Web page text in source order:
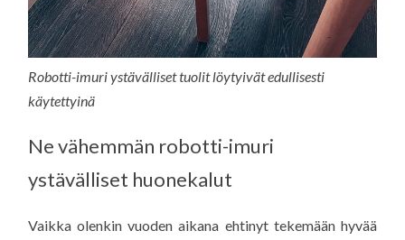
Robotti-imuri ystävälliset tuolit löytyivät edullisesti
käytettyinä
Ne vähemmän robotti-imuri
ystävälliset huonekalut
Vaikka olenkin vuoden aikana ehtinyt tekemään hyvää